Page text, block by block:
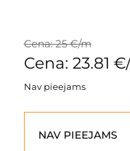
Cena: 25 €/m
Cena: 23.81
Nav pieejams
NAV PIEEJAMS